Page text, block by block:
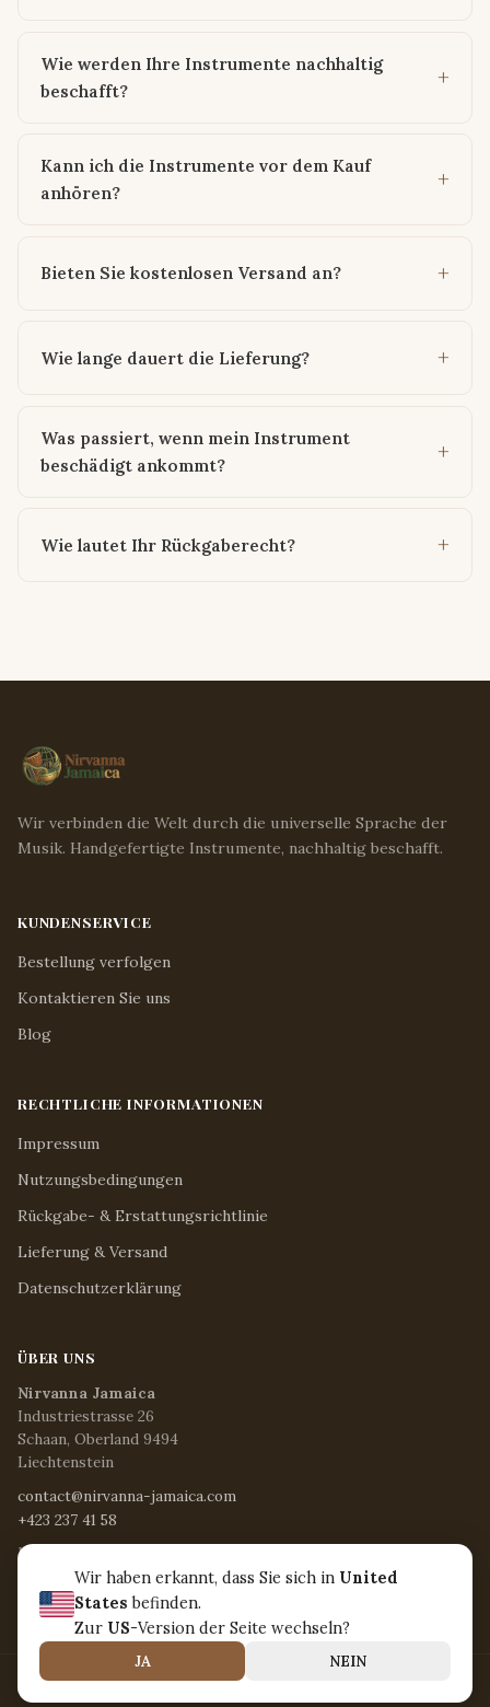
Wir haben erkannt, dass Sie sich in United
States befinden.
Zur US-Version der Seite wechseln?
JA
NEIN
Wie werden Ihre Instrumente nachhaltig
beschafft?
Kann ich die Instrumente vor dem Kauf
anhören?
Bieten Sie kostenlosen Versand an?
Wie lange dauert die Lieferung?
Was passiert, wenn mein Instrument
beschädigt ankommt?
Wie lautet Ihr Rückgaberecht?
Wir verbinden die Welt durch die universelle Sprache der
Musik. Handgefertigte Instrumente, nachhaltig beschafft.
KUNDENSERVICE
Bestellung verfolgen
Kontaktieren Sie uns
Blog
RECHTLICHE INFORMATIONEN
Impressum
Nutzungsbedingungen
Rückgabe- & Erstattungsrichtlinie
Lieferung & Versand
Datenschutzerklärung
ÜBER UNS
Nirvanna Jamaica
Industriestrasse 26
Schaan, Oberland 9494
Liechtenstein
contact@nirvanna-jamaica.com
+423 237 41 58
Mo - Fr / 8:15 - 17:00 Uhr
Sa / 8:30 - 12:30 Uhr
So & Feiertage / Geschlossen